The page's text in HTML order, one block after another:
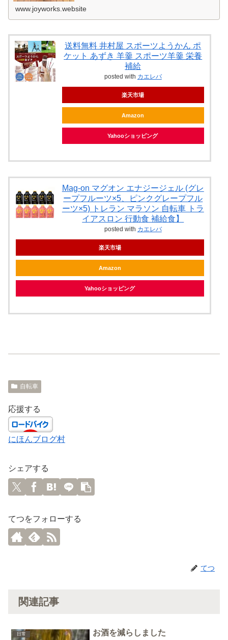
www.joyworks.website
送料無料 井村屋 スポーツようかん ポ
ケット あずき 羊羹 スポーツ羊羹 栄養
補給
posted with カエレバ
楽天市場
Amazon
Yahooショッピング
Mag-on マグオン エナジージェル (グレ
ープフルーツ×5、ピンクグレープフル
ーツ×5) トレラン マラソン 自転車 トラ
イアスロン 行動食 補給食】
posted with カエレバ
楽天市場
Amazon
Yahooショッピング
自転車
応援する
にほんブログ村
シェアする
てつをフォローする
てつ
関連記事
日常 お酒を減らしました